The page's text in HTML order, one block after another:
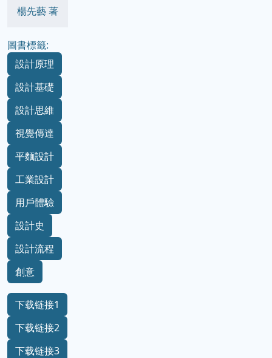
楊先藝 著
圖書標籤:
設計原理
設計基礎
設計思維
視覺傳達
平麵設計
工業設計
用戶體驗
設計史
設計流程
創意
下载链接1
下载链接2
下载链接3